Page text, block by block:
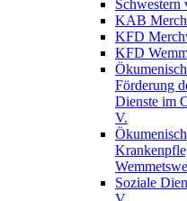
KAB
KFD
KFD
Förderung
Dienste im
V.
Soziale